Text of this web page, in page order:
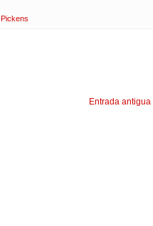
Entrada antigua